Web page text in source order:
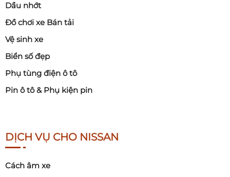
Dầu nhớt
Đồ chơi xe Bán tải
Vệ sinh xe
Biển số đẹp
Phụ tùng điện ô tô
Pin ô tô & Phụ kiện pin
DỊCH VỤ CHO NISSAN
Cách âm xe